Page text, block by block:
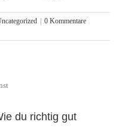
0 Kommentare
du richtig gut